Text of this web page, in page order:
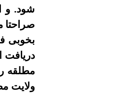
شود. و
صراحتا
بخوبی
دریافت
مطلقه
ولایت